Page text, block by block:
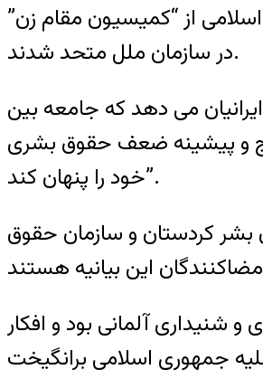
اسلامی از “کمیسیون مقام زن”
در سازمان ملل متحد شدند.
می دهد که جامعه بین
و پیشینه ضعف حقوق بشری
خود را پنهان کند”.
بشر کردستان و سازمان حقوق
و شنیداری آلمانی بود و افکار